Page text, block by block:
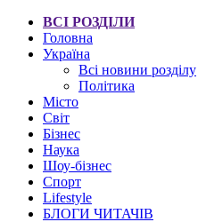
ВСІ РОЗДІЛИ
Головна
Україна
Всі новини розділу
Політика
Місто
Світ
Бізнес
Наука
Шоу-бізнес
Спорт
Lifestyle
БЛОГИ ЧИТАЧІВ